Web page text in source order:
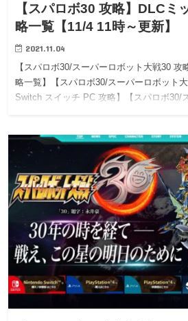
【スパロボ30 攻略】DLCミ
略一覧【11/4 11時～更新】
2021.11.04
【スパロボ30/スーパーロボット大戦30 攻
略一覧】【スパロボ30/スーパーロボット
Switch スイッチ PC 攻略】【スパロボ30/